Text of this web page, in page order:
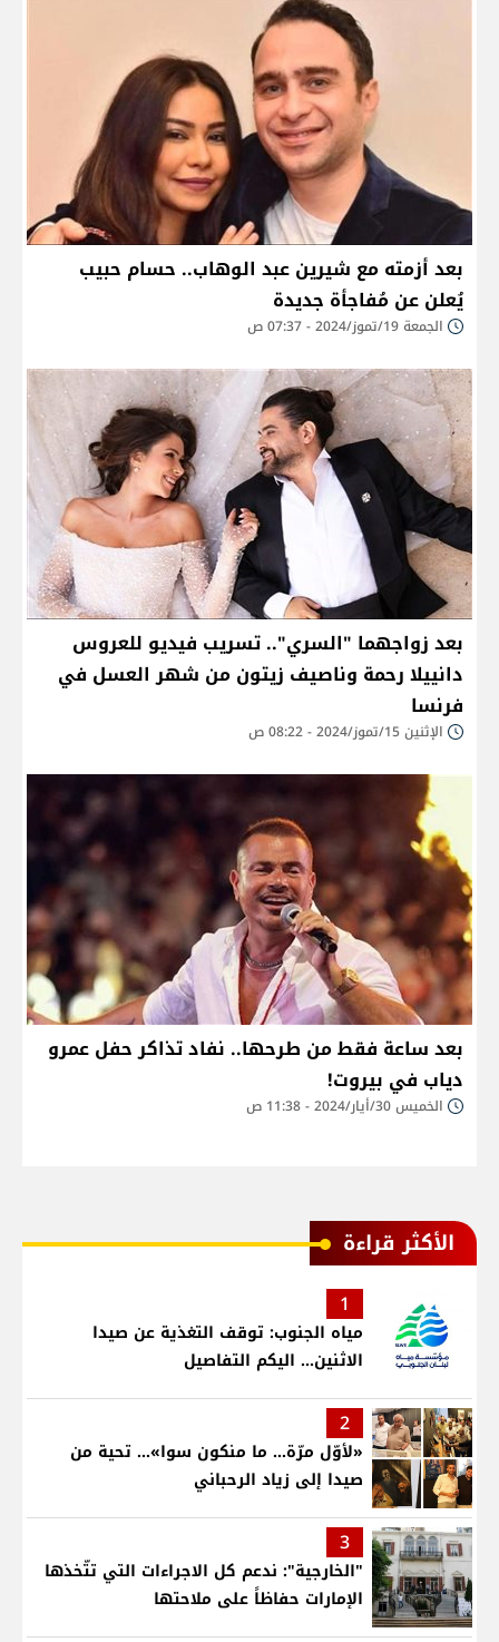
بعد أزمته مع شيرين عبد الوهاب.. حسام حبيب
يُعلن عن مُفاجأة جديدة
الجمعة 19/تموز/2024 - 07:37 ص
بعد زواجهما "السري".. تسريب فيديو للعروس
دانييلا رحمة وناصيف زيتون من شهر العسل في
فرنسا
الإثنين 15/تموز/2024 - 08:22 ص
بعد ساعة فقط من طرحها.. نفاد تذاكر حفل عمرو
دياب في بيروت!
الخميس 30/أيار/2024 - 11:38 ص
الأكثر قراءة
1
مياه الجنوب: توقف التغذية عن صيدا
الاثنين... اليكم التفاصيل
2
«لأوّل مرّة… ما منكون سوا»… تحية من
صيدا إلى زياد الرحباني
3
"الخارجية": ندعم كل الاجراءات التي تتّخذها
الإمارات حفاظاً على ملاحتها